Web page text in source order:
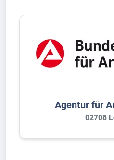
Agentur für
02708